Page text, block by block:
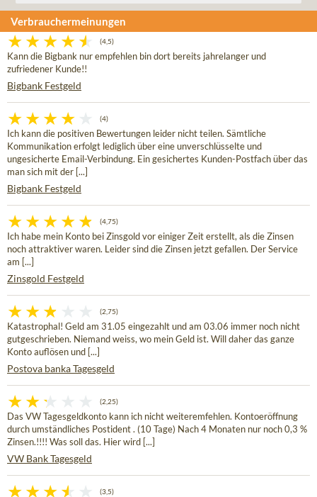
Verbrauchermeinungen
(4,5)
Kann die Bigbank nur empfehlen bin dort bereits jahrelanger und
zufriedener Kunde!!
Bigbank Festgeld
(4)
Ich kann die positiven Bewertungen leider nicht teilen. Sämtliche
Kommunikation erfolgt lediglich über eine unverschlüsselte und
ungesicherte Email-Verbindung. Ein gesichertes Kunden-Postfach über das
man sich mit der [...]
Bigbank Festgeld
(4,75)
Ich habe mein Konto bei Zinsgold vor einiger Zeit erstellt, als die Zinsen
noch attraktiver waren. Leider sind die Zinsen jetzt gefallen. Der Service
am [...]
Zinsgold Festgeld
(2,75)
Katastrophal! Geld am 31.05 eingezahlt und am 03.06 immer noch nicht
gutgeschrieben. Niemand weiss, wo mein Geld ist. Will daher das ganze
Konto auflösen und [...]
Postova banka Tagesgeld
(2,25)
Das VW Tagesgeldkonto kann ich nicht weiteremfehlen. Kontoeröffnung
durch umständliches Postident . (10 Tage) Nach 4 Monaten nur noch 0,3 %
Zinsen.!!!! Was soll das. Hier wird [...]
VW Bank Tagesgeld
(3,5)